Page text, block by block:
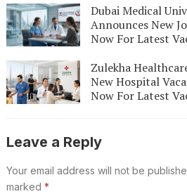
സ്വർണവേട്ട
Dubai Medical
Announces New
Now For Latest
Zulekha
New Hospital
Now For Latest
Leave a Reply
Your email address will not be
marked *